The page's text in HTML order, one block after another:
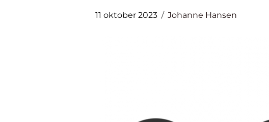
11 oktober 2023 Johanne Hansen